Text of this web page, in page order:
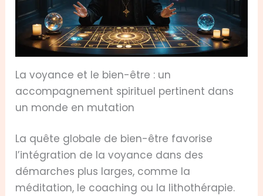
La voyance et le bien-être : un
accompagnement spirituel pertinent dans
un monde en mutation
La quête globale de bien-être favorise
l’intégration de la voyance dans des
démarches plus larges, comme la
méditation, le coaching ou la lithothérapie.